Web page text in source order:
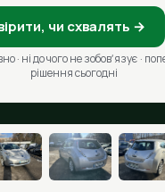
чи схвалять →
· ні до чого не зобовʼязує ·
рішення сьогодні